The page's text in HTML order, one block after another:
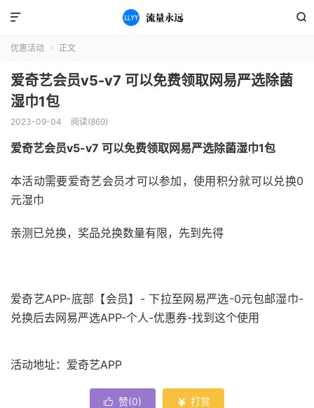


优惠活动  正文
爱奇艺会员v5-v7 可以免费领取网易严选除菌
湿巾1包
2023-09-04 阅读(869)
爱奇艺会员v5-v7 可以免费领取网易严选除菌湿巾1包
本活动需要爱奇艺会员才可以参加，使用积分就可以兑换0
元湿巾
亲测已兑换，奖品兑换数量有限，先到先得
爱奇艺APP-底部【会员】- 下拉至网易严选-0元包邮湿巾-
兑换后去网易严选APP-个人-优惠券-找到这个使用
活动地址：爱奇艺APP
 赞(0)  打赏